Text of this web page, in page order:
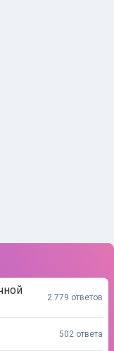
2 779 ответов
502 ответа